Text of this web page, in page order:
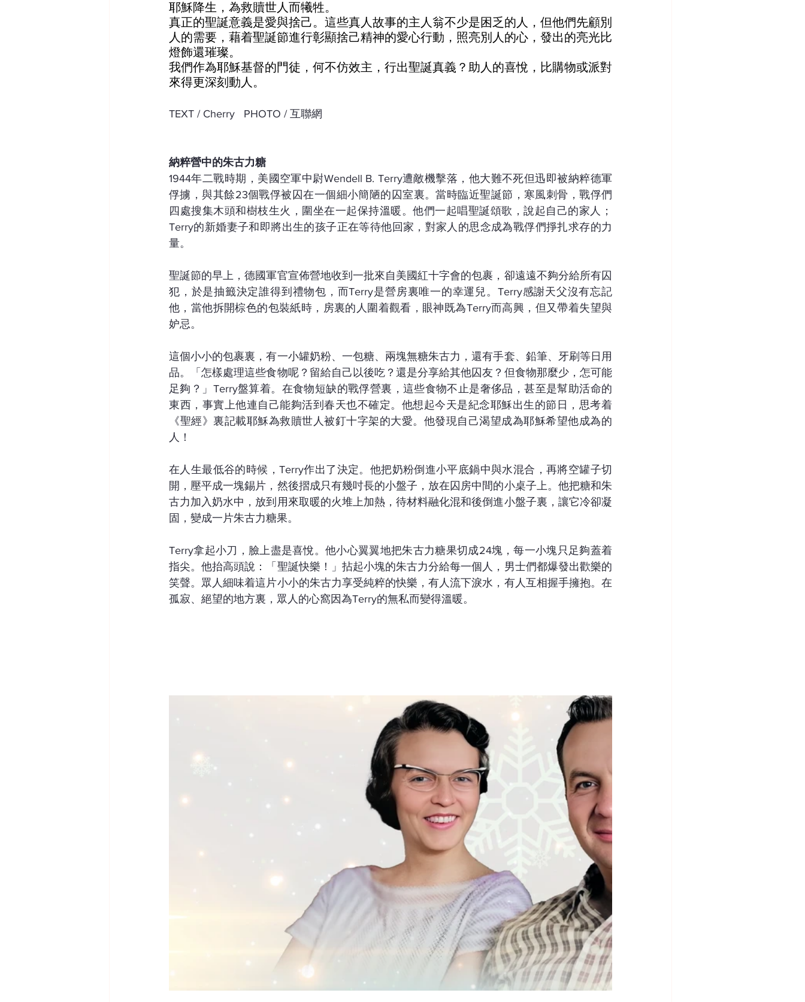
耶穌降生，為救贖世人而犧牲。
真正的聖誕意義是愛與捨己。這些真人故事的主人翁不少是困乏的人，但他們先顧別
人的需要，藉着聖誕節進行彰顯捨己精神的愛心行動，照亮別人的心，發出的亮光比
燈飾還璀璨。
我們作為耶穌基督的門徒，何不仿效主，行出聖誕真義？助人的喜悅，比購物或派對
來得更深刻動人。
TEXT / Cherry   PHOTO / 互聯網
納粹營中的朱古力糖
1944年二戰時期，美國空軍中尉Wendell B. Terry遭敵機擊落，他大難不死但迅即被納粹德軍
俘擄，與其餘23個戰俘被囚在一個細小簡陋的囚室裏。當時臨近聖誕節，寒風刺骨，戰俘們
四處搜集木頭和樹枝生火，圍坐在一起保持溫暖。他們一起唱聖誕頌歌，說起自己的家人；
Terry的新婚妻子和即將出生的孩子正在等待他回家，對家人的思念成為戰俘們掙扎求存的力
量。
聖誕節的早上，德國軍官宣佈營地收到一批來自美國紅十字會的包裹，卻遠遠不夠分給所有囚
犯，於是抽籤決定誰得到禮物包，而Terry是營房裏唯一的幸運兒。Terry感謝天父沒有忘記
他，當他拆開棕色的包裝紙時，房裏的人圍着觀看，眼神既為Terry而高興，但又帶着失望與
妒忌。
這個小小的包裹裏，有一小罐奶粉、一包糖、兩塊無糖朱古力，還有手套、鉛筆、牙刷等日用
品。「怎樣處理這些食物呢？留給自己以後吃？還是分享給其他囚友？但食物那麼少，怎可能
足夠？」Terry盤算着。在食物短缺的戰俘營裏，這些食物不止是奢侈品，甚至是幫助活命的
東西，事實上他連自己能夠活到春天也不確定。他想起今天是紀念耶穌出生的節日，思考着
《聖經》裏記載耶穌為救贖世人被釘十字架的大愛。他發現自己渴望成為耶穌希望他成為的
人！
在人生最低谷的時候，Terry作出了決定。他把奶粉倒進小平底鍋中與水混合，再將空罐子切
開，壓平成一塊錫片，然後摺成只有幾吋長的小盤子，放在囚房中間的小桌子上。他把糖和朱
古力加入奶水中，放到用來取暖的火堆上加熱，待材料融化混和後倒進小盤子裏，讓它冷卻凝
固，變成一片朱古力糖果。
Terry拿起小刀，臉上盡是喜悅。他小心翼翼地把朱古力糖果切成24塊，每一小塊只足夠蓋着
指尖。他抬高頭說：「聖誕快樂！」拈起小塊的朱古力分給每一個人，男士們都爆發出歡樂的
笑聲。眾人細味着這片小小的朱古力享受純粹的快樂，有人流下淚水，有人互相握手擁抱。在
孤寂、絕望的地方裏，眾人的心窩因為Terry的無私而變得溫暖。